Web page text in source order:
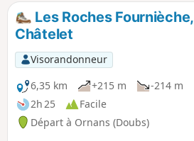
Les Roches
Châtelet
Visorandonneur
6,35 km
+215 m
-214 m
2h 25
Facile
Départ à Ornans (Doubs)